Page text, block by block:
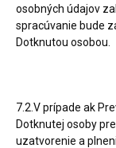
osobných údajov
spracúvanie bude
Dotknutou osobou.
7.2.V prípade ak
Dotknutej osoby
uzatvorenie a